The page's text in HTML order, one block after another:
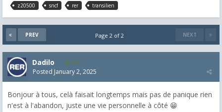
z20500 sncf rer transilien
PREV NEXT
Page 2 of 2
Dadilo 101
Posted January 2, 2025
Bonjour à tous, celà faisait longtemps mais pas de panique rien
n'est à l'abandon, juste une vie personnelle à côté 😁